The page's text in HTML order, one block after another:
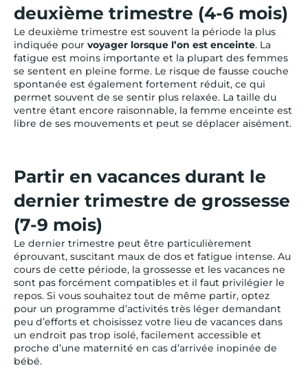
deuxième trimestre (4-6 mois)
Le deuxième trimestre est souvent la période la plus
indiquée pour voyager lorsque l’on est enceinte. La
fatigue est moins importante et la plupart des femmes
se sentent en pleine forme. Le risque de fausse couche
spontanée est également fortement réduit, ce qui
permet souvent de se sentir plus relaxée. La taille du
ventre étant encore raisonnable, la femme enceinte est
libre de ses mouvements et peut se déplacer aisément.
Partir en vacances durant le
dernier trimestre de grossesse
(7-9 mois)
Le dernier trimestre peut être particulièrement
éprouvant, suscitant maux de dos et fatigue intense. Au
cours de cette période, la grossesse et les vacances ne
sont pas forcément compatibles et il faut privilégier le
repos. Si vous souhaitez tout de même partir, optez
pour un programme d’activités très léger demandant
peu d’efforts et choisissez votre lieu de vacances dans
un endroit pas trop isolé, facilement accessible et
proche d’une maternité en cas d’arrivée inopinée de
bébé.